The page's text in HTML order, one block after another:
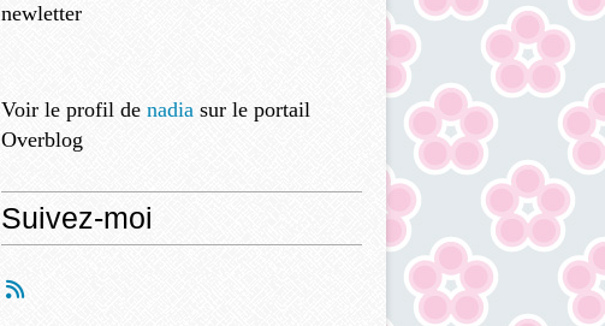
newletter
Voir le profil de nadia sur le portail
Overblog
Suivez-moi